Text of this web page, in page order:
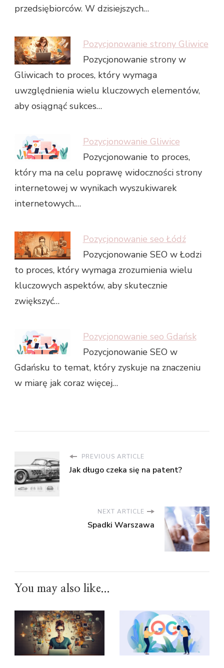
przedsiębiorców. W dzisiejszych…
Pozycjonowanie strony Gliwice
Pozycjonowanie strony w
Gliwicach to proces, który wymaga
uwzględnienia wielu kluczowych elementów,
aby osiągnąć sukces…
Pozycjonowanie Gliwice
Pozycjonowanie to proces,
który ma na celu poprawę widoczności strony
internetowej w wynikach wyszukiwarek
internetowych.…
Pozycjonowanie seo Łódź
Pozycjonowanie SEO w Łodzi
to proces, który wymaga zrozumienia wielu
kluczowych aspektów, aby skutecznie
zwiększyć…
Pozycjonowanie seo Gdańsk
Pozycjonowanie SEO w
Gdańsku to temat, który zyskuje na znaczeniu
w miarę jak coraz więcej…
PREVIOUS ARTICLE
Jak długo czeka się na patent?
NEXT ARTICLE
Spadki Warszawa
You may also like...